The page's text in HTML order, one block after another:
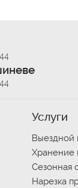
Услуги
Хранение
Сезонная
Нарезка